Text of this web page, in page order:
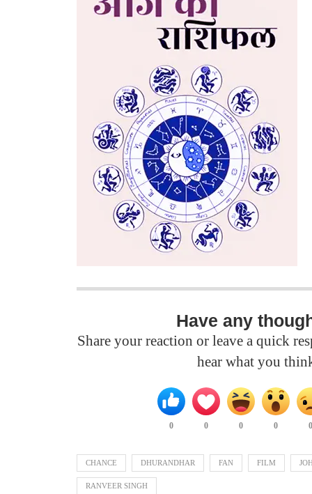
Have any
Share your reaction or leave a quick
hear what you
0 0 0 0
CHANCE DHURANDHAR FAN FILM
RANVEER SINGH